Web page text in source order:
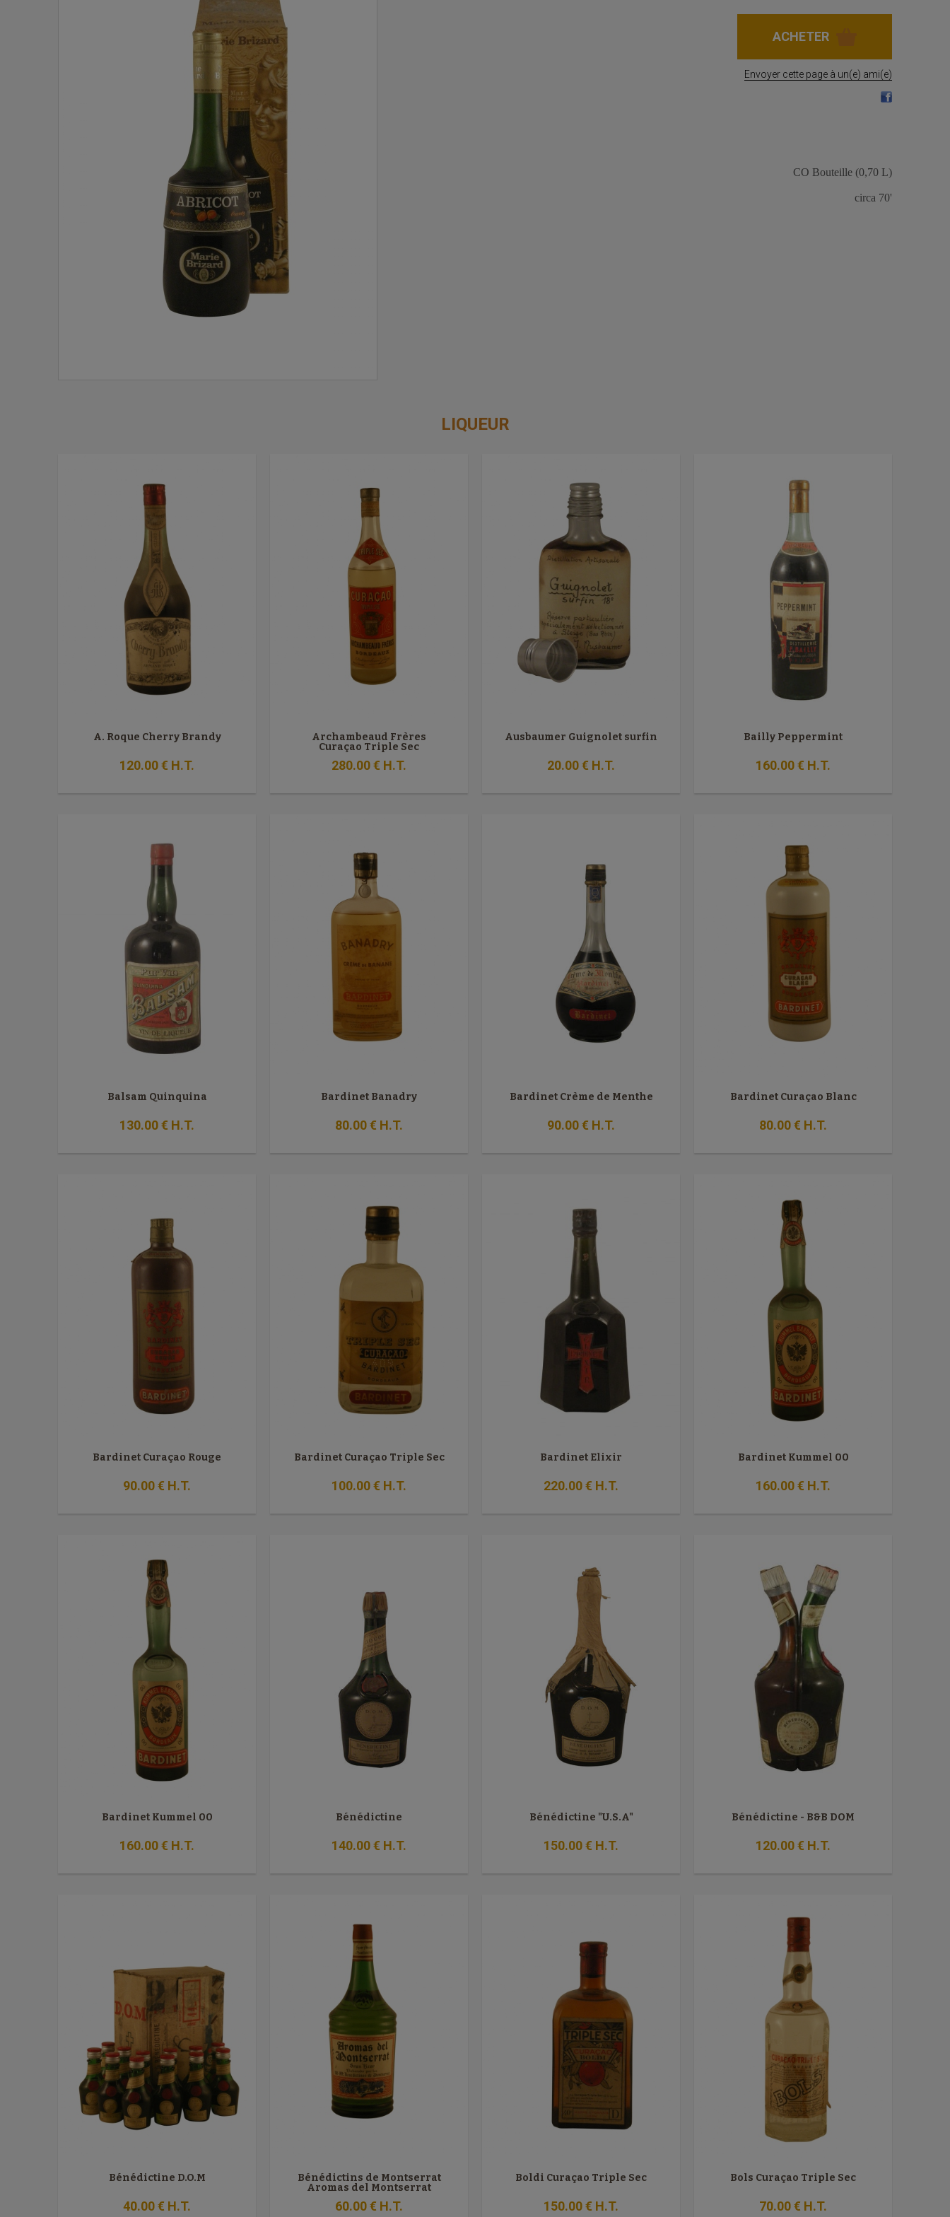
Envoyer cette page à un(e) ami(e)
CO Bouteille (0,70 L)
circa 70'
LIQUEUR
A. Roque Cherry Brandy
120.00€ H.T.
Archambeaud Frères
Curaçao Triple Sec
280.00€ H.T.
Ausbaumer Guignolet surfin
20.00€ H.T.
Bailly Peppermint
160.00€ H.T.
Balsam Quinquina
130.00€ H.T.
Bardinet Banadry
80.00€ H.T.
Bardinet Crème de Menthe
90.00€ H.T.
Bardinet Curaçao Blanc
80.00€ H.T.
Bardinet Curaçao Rouge
90.00€ H.T.
Bardinet Curaçao Triple Sec
100.00€ H.T.
Bardinet Élixir
220.00€ H.T.
Bardinet Kummel 00
160.00€ H.T.
Bardinet Kummel 00
160.00€ H.T.
Bénédictine
140.00€ H.T.
Bénédictine "U.S.A"
150.00€ H.T.
Bénédictine - B&B DOM
120.00€ H.T.
Bénédictine D.O.M
40.00€ H.T.
Bénédictins de Montserrat
Aromas del Montserrat
60.00€ H.T.
Boldi Curaçao Triple Sec
150.00€ H.T.
Bols Curaçao Triple Sec
70.00€ H.T.